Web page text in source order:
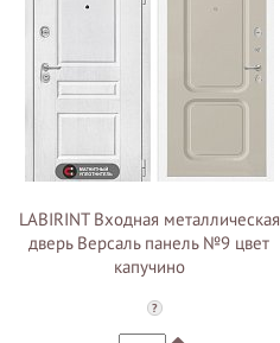
LABIRINT Входная металлическая
дверь Версаль панель №9 цвет
капучино
?